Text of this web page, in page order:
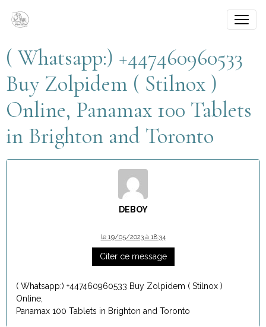
( Whatsapp:) +447460960533
Buy Zolpidem ( Stilnox )
Online, Panamax 100 Tablets
in Brighton and Toronto
DEBOY
le 19/05/2023 à 18:34
Citer ce message
( Whatsapp:) +447460960533 Buy Zolpidem ( Stilnox )
Online,
Panamax 100 Tablets in Brighton and Toronto